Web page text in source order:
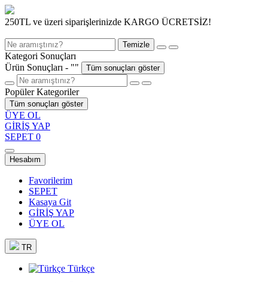
250TL ve üzeri siparişlerinizde KARGO ÜCRETSİZ!
Temizle
Kategori Sonuçları
Ürün Sonuçları - "" Tüm sonuçları göster
Popüler Kategoriler
Tüm sonuçları göster
ÜYE OL
GİRİŞ YAP
SEPET 0
Hesabım
Favorilerim
SEPET
Kasaya Git
GİRİŞ YAP
ÜYE OL
TR
Türkçe